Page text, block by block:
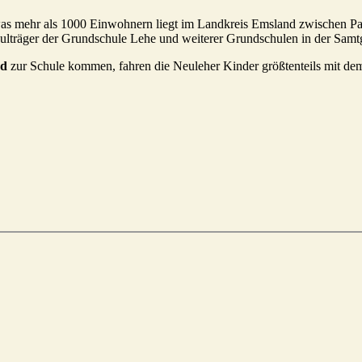
mehr als 1000 Einwohnern liegt im Landkreis Emsland zwischen
der Grundschule Lehe und weiterer Grundschulen in der
zur Schule kommen, fahren die Neuleher Kinder größtenteils mit